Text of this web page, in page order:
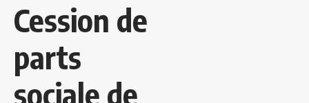
Cession de
parts
sociale de